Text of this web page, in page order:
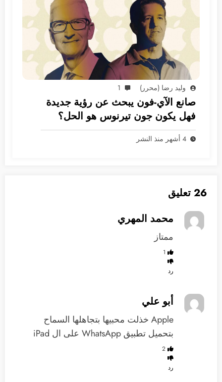
وليد رضا (محرر) 1
صانع الآي-فون يبحث عن رؤية جديدة
فهل يكون جون تيرنوس هو الحل؟
4 أشهر منذ النشر
26 تعليق
محمد المهري
ممتاز
1
رد
‏أبو علي
‏Apple خذلت محبيها بتجاهلها السماح
بتحميل تطبيق WhatsApp على ال iPad
2
رد